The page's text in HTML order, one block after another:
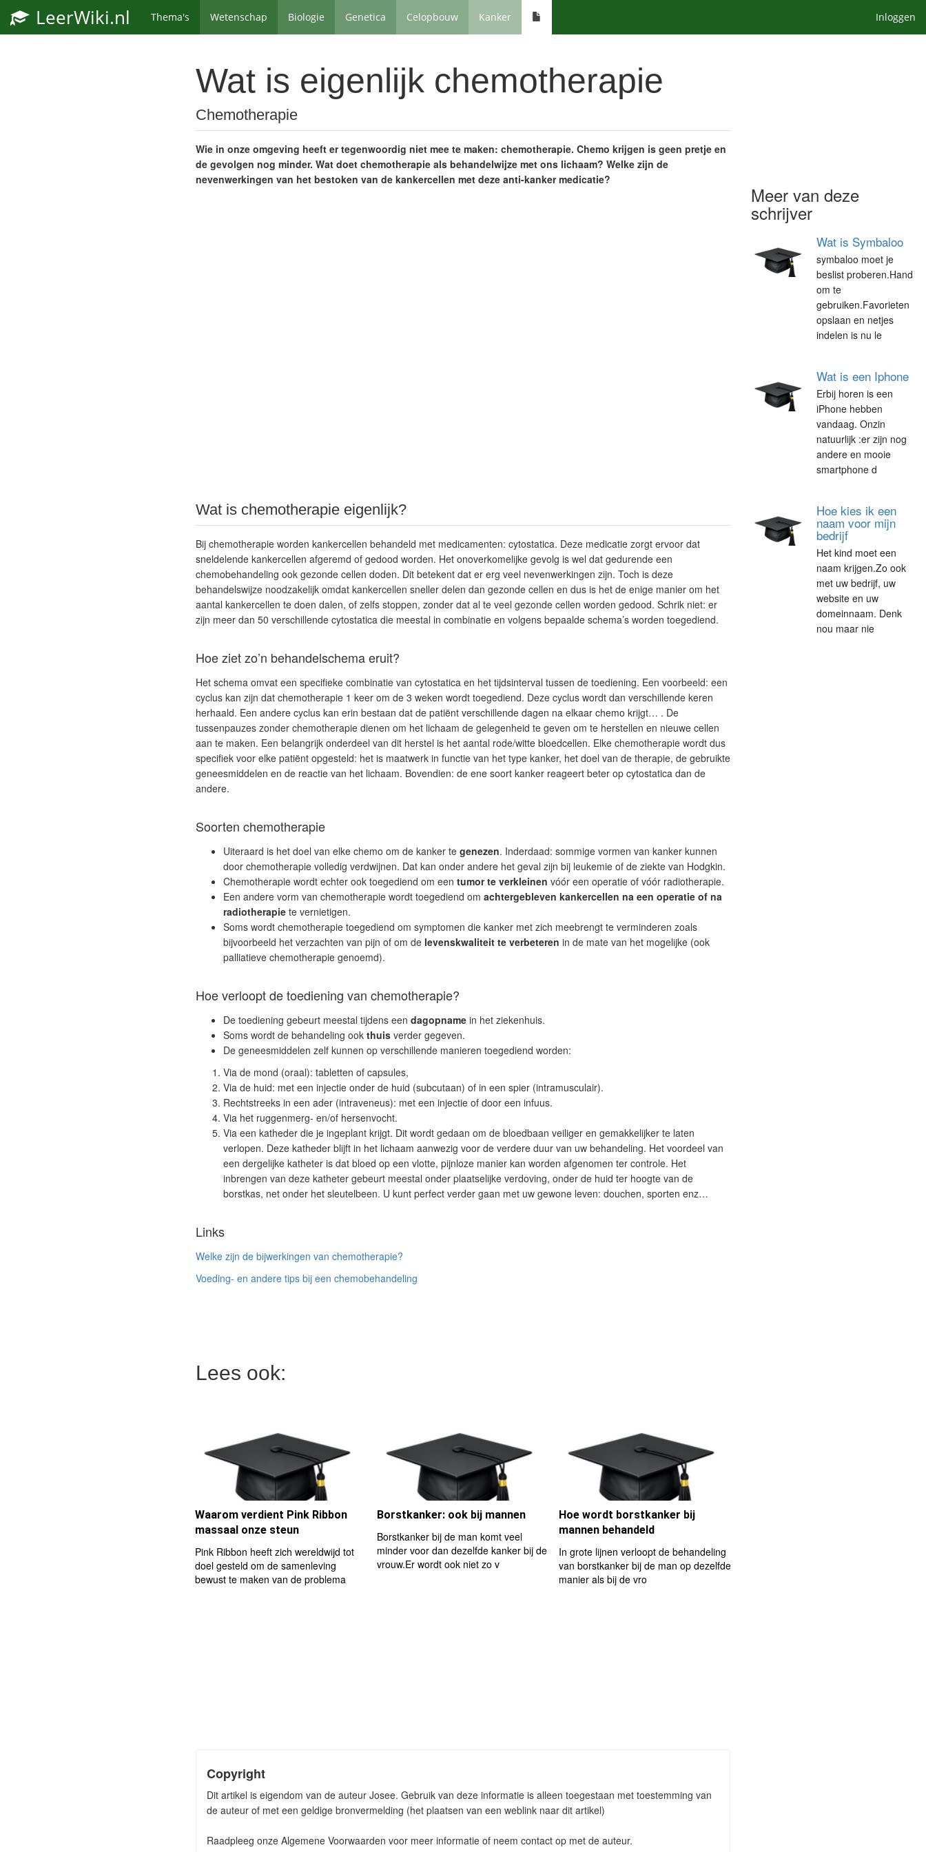
LeerWiki.nl Thema's Wetenschap Biologie Genetica Celopbouw Kanker Inloggen
Wat is eigenlijk chemotherapie
Chemotherapie
Wie in onze omgeving heeft er tegenwoordig niet mee te maken: chemotherapie. Chemo krijgen is geen pretje en
de gevolgen nog minder. Wat doet chemotherapie als behandelwijze met ons lichaam? Welke zijn de
nevenwerkingen van het bestoken van de kankercellen met deze anti-kanker medicatie?
Wat is chemotherapie eigenlijk?
Bij chemotherapie worden kankercellen behandeld met medicamenten: cytostatica. Deze medicatie zorgt ervoor dat
sneldelende kankercellen afgeremd of gedood worden. Het onoverkomelijke gevolg is wel dat gedurende een
chemobehandeling ook gezonde cellen doden. Dit betekent dat er erg veel nevenwerkingen zijn. Toch is deze
behandelswijze noodzakelijk omdat kankercellen sneller delen dan gezonde cellen en dus is het de enige manier om het
aantal kankercellen te doen dalen, of zelfs stoppen, zonder dat al te veel gezonde cellen worden gedood. Schrik niet: er
zijn meer dan 50 verschillendecytostatica die meestal in combinatie en volgens bepaalde schema’s worden toegediend.
Hoe ziet zo’n behandelschema eruit?
Het schema omvat een specifieke combinatie van cytostatica en het tijdsinterval tussen de toediening. Een voorbeeld: een
cyclus kan zijn dat chemotherapie 1 keer om de 3 weken wordt toegediend. Deze cyclus wordt dan verschillende keren
herhaald. Een andere cyclus kan erin bestaan dat de patiënt verschillende dagen na elkaar chemo krijgt… . De
tussenpauzes zonder chemotherapie dienen om het lichaam de gelegenheid te geven om te herstellen en nieuwe cellen
aan te maken. Een belangrijk onderdeel van dit herstel is het aantal rode/witte bloedcellen. Elke chemotherapie wordt dus
specifiek voor elke patiënt opgesteld: het is maatwerk in functie van het type kanker, het doel van de therapie, de gebruikte
geneesmiddelen en de reactie van het lichaam. Bovendien: de ene soort kanker reageert beter op cytostatica dan de
andere.
Soorten chemotherapie
Uiteraard is het doel van elke chemo om de kanker te genezen. Inderdaad: sommige vormen van kanker kunnen
door chemotherapie volledig verdwijnen. Dat kan onder andere het geval zijn bij leukemie of de ziekte van Hodgkin.
Chemotherapie wordt echter ook toegediend om een tumor te verkleinen vóór een operatie of vóór radiotherapie.
Een andere vorm van chemotherapie wordt toegediend om achtergebleven kankercellen na een operatie of na
radiotherapiete vernietigen.
Soms wordt chemotherapie toegediend om symptomen die kanker met zich meebrengt te verminderen zoals
bijvoorbeeld het verzachten van pijn of om de levenskwaliteit te verbeteren in de mate van het mogelijke (ook
palliatieve chemotherapie genoemd).
Hoe verloopt de toediening van chemotherapie?
De toediening gebeurt meestal tijdens een dagopnamein het ziekenhuis.
Soms wordt de behandeling ook thuisverder gegeven.
De geneesmiddelen zelf kunnen op verschillende manieren toegediend worden:
Via de mond (oraal): tabletten of capsules,
Via de huid: met een injectie onder de huid (subcutaan) of in een spier (intramusculair).
Rechtstreeks in een ader (intraveneus): met een injectie of door een infuus.
Via het ruggenmerg- en/of hersenvocht.
Via een katheder die je ingeplant krijgt. Dit wordt gedaan om de bloedbaan veiliger en gemakkelijker te laten
verlopen. Deze katheder blijft in het lichaam aanwezig voor de verdere duur van uw behandeling. Het voordeel van
een dergelijke katheter is dat bloed op een vlotte, pijnloze manier kan worden afgenomen ter controle. Het
inbrengen van deze katheter gebeurt meestal onder plaatselijke verdoving, onder de huid ter hoogte van de
borstkas, net onder het sleutelbeen. U kunt perfect verder gaan met uw gewone leven: douchen, sporten enz…
Links
Welke zijn de bijwerkingen van chemotherapie?
Voeding- en andere tips bij een chemobehandeling
Lees ook:
Waarom verdient Pink Ribbon
massaal onze steun
Pink Ribbon heeft zich wereldwijd tot
doel gesteld om de samenleving
bewust te maken van de problema
Borstkanker: ook bij mannen
Borstkanker bij de man komt veel
minder voor dan dezelfde kanker bij de
vrouw.Er wordt ook niet zo v
Hoe wordt borstkanker bij
mannen behandeld
In grote lijnen verloopt de behandeling
van borstkanker bij de man op dezelfde
manier als bij de vro
Copyright
Dit artikel is eigendom van de auteur Josee. Gebruik van deze informatie is alleen toegestaan met toestemming van
de auteur of met een geldige bronvermelding (het plaatsen van een weblink naar dit artikel)
Raadpleeg onze Algemene Voorwaarden voor meer informatie of neem contact op met de auteur.
Meer van deze
schrijver
Wat is Symbaloo
symbaloo moet je
beslist proberen.Hand
om te
gebruiken.Favorieten
opslaan en netjes
indelen is nu le
Wat is een Iphone
Erbij horen is een
iPhone hebben
vandaag. Onzin
natuurlijk :er zijn nog
andere en mooie
smartphone d
Hoe kies ik een
naam voor mijn
bedrijf
Het kind moet een
naam krijgen.Zo ook
met uw bedrijf, uw
website en uw
domeinnaam. Denk
nou maar nie